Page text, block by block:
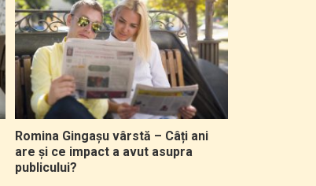
Romina Gingașu vârstă – Câți ani
are și ce impact a avut asupra
publicului?